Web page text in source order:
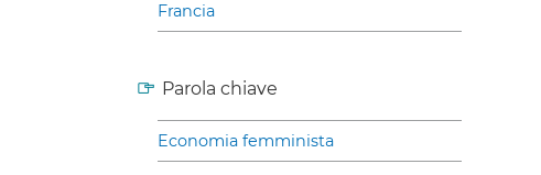
Francia
Parola chiave
Economia femminista